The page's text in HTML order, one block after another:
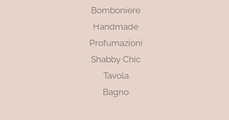
Bomboniere
Handmade
Profumazioni
Shabby Chic
Tavola
Bagno